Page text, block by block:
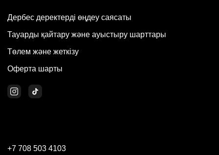
Дербес деректерді өңдеу саясаты
Тауарды қайтару және ауыстыру шарттары
Төлем және жеткізу
Оферта шарты
+7 708 503 4103